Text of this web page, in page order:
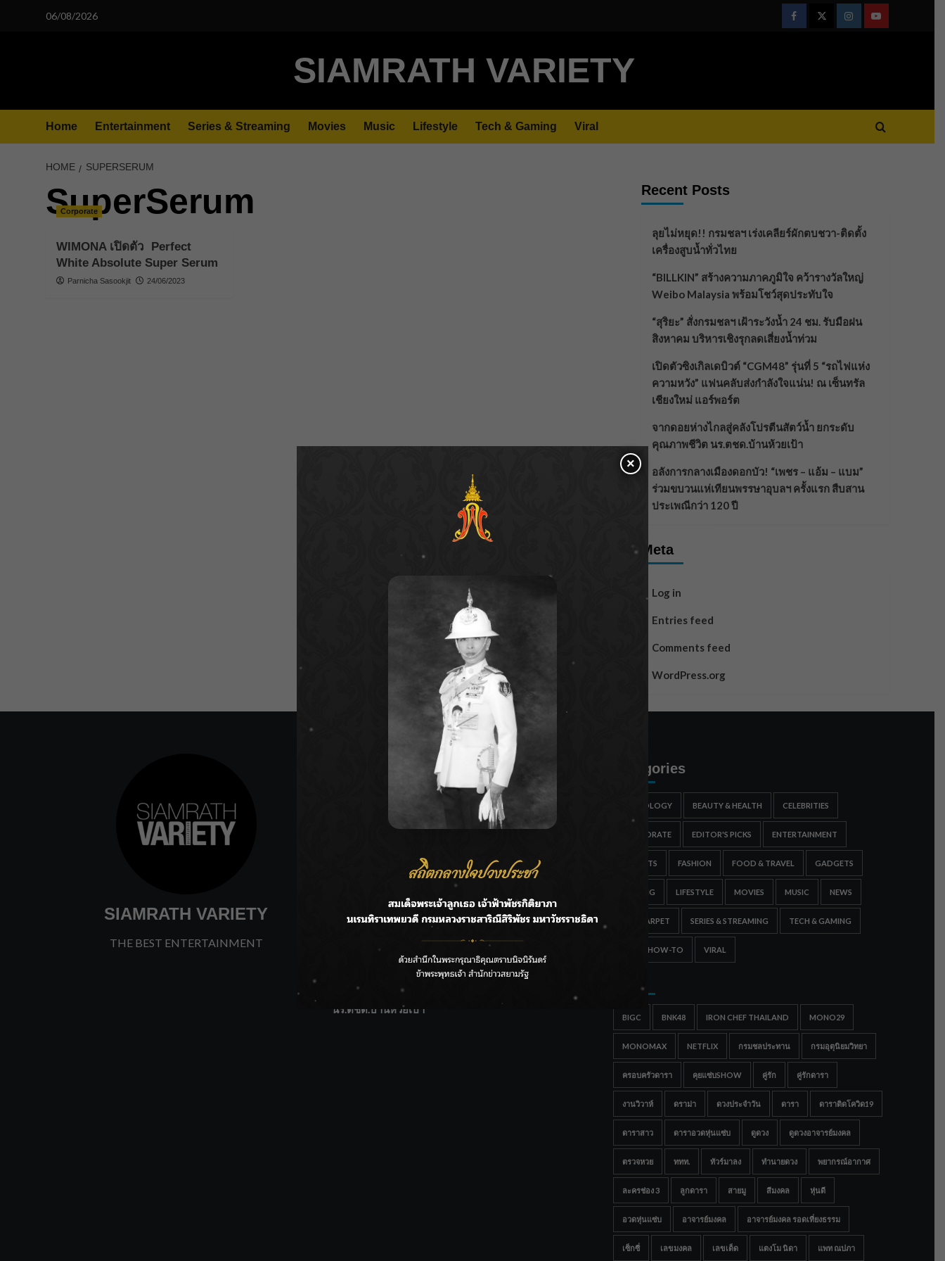
06/08/2026
FacebookTwitterInstagramYoutube
SIAMRATH VARIETY
Home Entertainment Series & Streaming Movies Music Lifestyle Tech & Gaming Viral
HOME SUPERSERUM
SuperSerum
Corporate
WIMONA เปิดตัว Perfect
White Absolute Super Serum
Parnicha Sasookjit 24/06/2023
Recent Posts
ลุยไม่หยุด!! กรมชลฯ เร่งเคลียร์ผักตบชวา-ติดตั้ง
เครื่องสูบน้ำทั่วไทย
“BILLKIN” สร้างความภาคภูมิใจ คว้ารางวัลใหญ่
Weibo Malaysia พร้อมโชว์สุดประทับใจ
“สุริยะ” สั่งกรมชลฯ เฝ้าระวังน้ำ 24 ชม. รับมือฝน
สิงหาคม บริหารเชิงรุกลดเสี่ยงน้ำท่วม
เปิดตัวซิงเกิลเดบิวต์ “CGM48” รุ่นที่ 5 “รถไฟแห่ง
ความหวัง” แฟนคลับส่งกำลังใจแน่น! ณ เซ็นทรัล
เชียงใหม่ แอร์พอร์ต
จากดอยห่างไกลสู่คลังโปรตีนสัตว์น้ำ ยกระดับ
คุณภาพชีวิต นร.ตชด.บ้านห้วยเป้า
อลังการกลางเมืองดอกบัว! “เพชร – แอ้ม – แบม”
ร่วมขบวนแห่เทียนพรรษาอุบลฯ ครั้งแรก สืบสาน
ประเพณีกว่า 120 ปี
Meta
Log in
Entries feed
Comments feed
WordPress.org
SIAMRATH VARIETY
THE BEST ENTERTAINMENT
ลุยไม่หยุด!! กรมชลฯ เร่งเคลียร์ผักตบชวา-ติดตั้งเครื่องสูบน้ำ
Malaysia พร้อมโชว์สุดประทับใจ
“สุริยะ” สั่งกรมชลฯ เฝ้าระวังน้ำ 24 ชม. รับมือฝนสิงหาคม
บริหารเชิงรุกลดเสี่ยงน้ำท่วม
เปิดตัวซิงเกิลเดบิวต์ “CGM48” รุ่นที่ 5 “รถไฟแห่งความหวัง”
แฟนคลับส่งกำลังใจแน่น! ณ เซ็นทรัลเชียงใหม่ แอร์พอร์ต
จากดอยห่างไกลสู่คลังโปรตีนสัตว์น้ำ ยกระดับคุณภาพชีวิต
นร.ตชด.บ้านห้วยเป้า
Categories
ASTROLOGY BEAUTY & HEALTH CELEBRITIES
CORPORATE EDITOR'S PICKS ENTERTAINMENT
ESPORTS FASHION FOOD & TRAVEL GADGETS
GAMING LIFESTYLE MOVIES MUSIC NEWS
RED CARPET SERIES & STREAMING TECH & GAMING
TIPS & HOW-TO VIRAL
BIGC BNK48 IRON CHEF THAILAND MONO29
MONOMAX NETFLIX กรมชลประทาน กรมอุตุนิยมวิทยา
ครอบครัวดารา คุยแซ่บSHOW คู่รัก คู่รักดารา
งานวิวาห์ ดราม่า ดวงประจำวัน ดารา ดาราติดโควิด19
ดาราสาว ดาราอวดหุ่นแซ่บ ดูดวง ดูดวงอาจารย์มงคล
ตรวจหวย ททท. ทัวร์มาลง ทำนายดวง พยากรณ์อากาศ
ละครช่อง 3 ลูกดารา สายมู สีมงคล หุ่นดี
อวดหุ่นแซ่บ อาจารย์มงคล อาจารย์มงคล รอดเที่ยงธรรม
เซ็กซี่ เลขมงคล เลขเด็ด แตงโม นิดา แพท ณปภา
×